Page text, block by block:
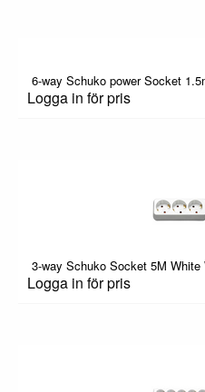
6-way Schuko power Socket
Logga in för pris
3-way Schuko Socket 5M
Logga in för pris